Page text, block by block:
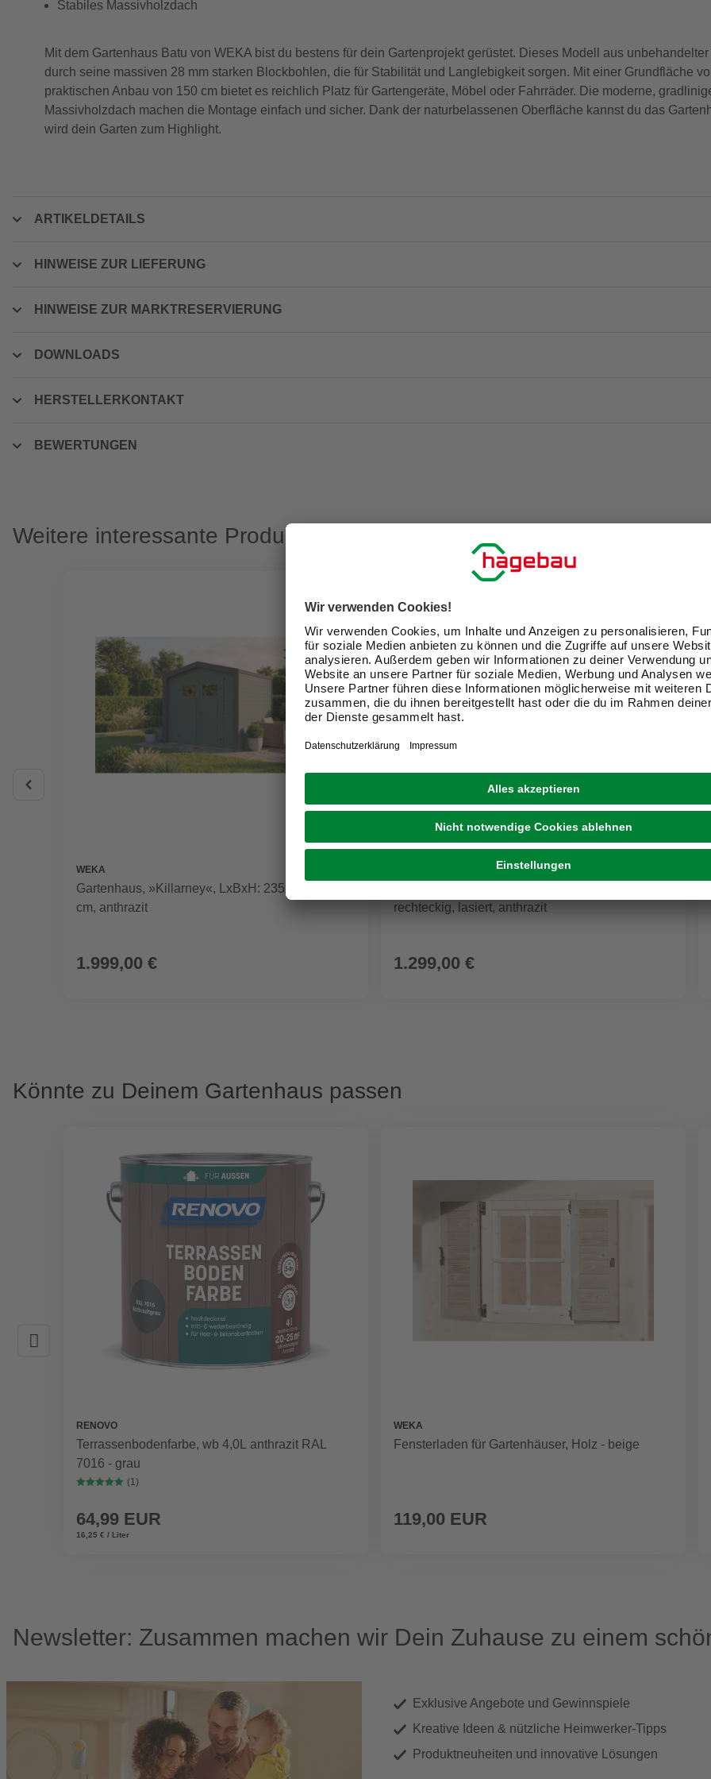
Stabiles Massivholzdach
Mit dem Gartenhaus Batu von WEKA bist du bestens für dein Gartenprojekt gerüstet. Dieses Modell aus
durch seine massiven 28 mm starken Blockbohlen, die für Stabilität und Langlebigkeit sorgen. Mit einer Grundfläche
praktischen Anbau von 150 cm bietet es reichlich Platz für Gartengeräte, Möbel oder Fahrräder. Die moderne,
Massivholzdach machen die Montage einfach und sicher. Dank der naturbelassenen Oberfläche kannst du das
wird dein Garten zum Highlight.
ARTIKELDETAILS
HINWEISE ZUR LIEFERUNG
HINWEISE ZUR MARKTRESERVIERUNG
DOWNLOADS
HERSTELLERKONTAKT
BEWERTUNGEN
Weitere interessante Produkte
WEKA
Gartenhaus, »Killarney«, LxBxH: 235x248x246
cm, anthrazit
1.999,00 €
rechteckig, lasiert, anthrazit
1.299,00 €
Könnte zu Deinem Gartenhaus passen
RENOVO
Terrassenbodenfarbe, wb 4,0L anthrazit RAL
7016 - grau
(1)
64,99 EUR
16,25 € / Liter
WEKA
Fensterladen für Gartenhäuser, Holz - beige
119,00 EUR
Newsletter: Zusammen machen wir Dein Zuhause zu einem
Exklusive Angebote und Gewinnspiele
Kreative Ideen & nützliche Heimwerker-Tipps
Produktneuheiten und innovative Lösungen